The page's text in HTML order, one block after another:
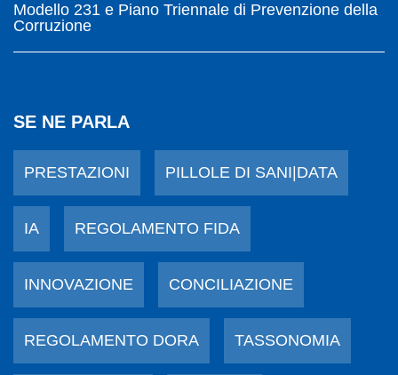
Modello 231 e Piano Triennale di Prevenzione della
Corruzione
SE NE PARLA
PRESTAZIONI PILLOLE DI SANI|DATA
IA REGOLAMENTO FIDA
INNOVAZIONE CONCILIAZIONE
REGOLAMENTO DORA TASSONOMIA